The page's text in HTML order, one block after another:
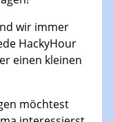
wir immer
HackyHour
einen kleinen
möchtest